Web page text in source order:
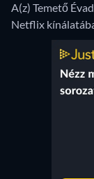
A(z) Temető
Netflix